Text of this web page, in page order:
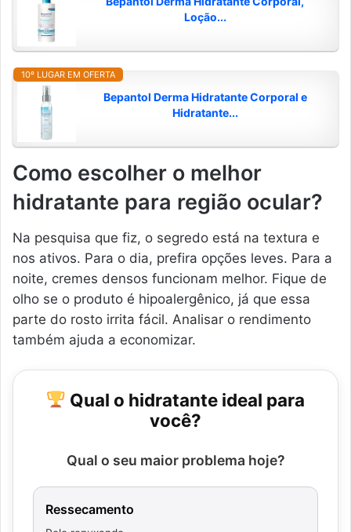
Loção...
10º LUGAR EM OFERTA
Bepantol Derma Hidratante Corporal e
Hidratante...
Como escolher o melhor
hidratante para região ocular?
Na pesquisa que fiz, o segredo está na textura e
nos ativos. Para o dia, prefira opções leves. Para a
noite, cremes densos funcionam melhor. Fique de
olho se o produto é hipoalergênico, já que essa
parte do rosto irrita fácil. Analisar o rendimento
também ajuda a economizar.
Qual o hidratante ideal para
você?
Qual o seu maior problema hoje?
Ressecamento